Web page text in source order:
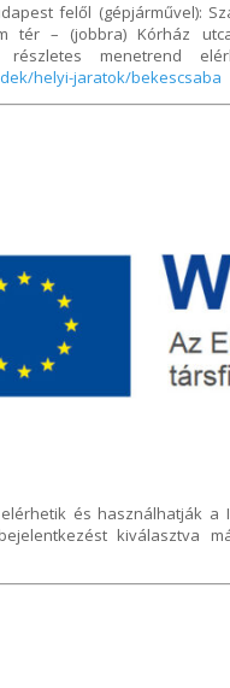
felől (gépjárművel):
tér – (jobbra) Kórház
menetrend
helyi-jaratok/bekescsaba
és használhatják a
kiválasztva